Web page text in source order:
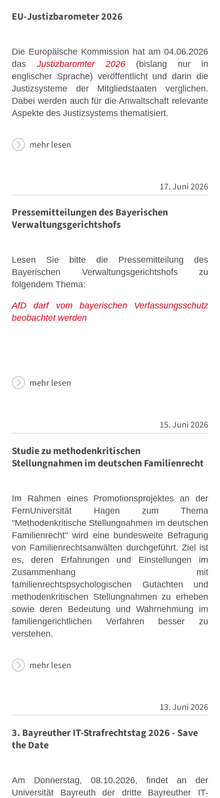
EU-Justizbarometer 2026
Die Europäische Kommission hat am 04.06.2026
das Justizbaromter 2026 (bislang nur in
englischer Sprache) veröffentlicht und darin die
Justizsysteme der Mitgliedstaaten verglichen.
Dabei werden auch für die Anwaltschaft relevante
Aspekte des Justizsystems thematisiert.
mehr lesen
17. Juni 2026
Pressemitteilungen des Bayerischen
Verwaltungsgerichtshofs
Lesen Sie bitte die Pressemitteilung des
Bayerischen Verwaltungsgerichtshofs zu
folgendem Thema:
AfD darf vom bayerischen Verfassungsschutz
beobachtet werden
mehr lesen
15. Juni 2026
Studie zu methodenkritischen
Stellungnahmen im deutschen Familienrecht
Im Rahmen eines Promotionsprojektes an der
FernUniversität Hagen zum Thema
"Methodenkritische Stellungnahmen im deutschen
Familienrecht" wird eine bundesweite Befragung
von Familienrechtsanwälten durchgeführt. Ziel ist
es, deren Erfahrungen und Einstellungen im
Zusammenhang mit
familienrechtspsychologischen Gutachten und
methodenkritischen Stellungnahmen zu erheben
sowie deren Bedeutung und Wahrnehmung im
familiengerichtlichen Verfahren besser zu
verstehen.
mehr lesen
13. Juni 2026
3. Bayreuther IT-Strafrechtstag 2026 - Save
the Date
Am Donnerstag, 08.10.2026, findet an der
Universität Bayreuth der dritte Bayreuther IT-